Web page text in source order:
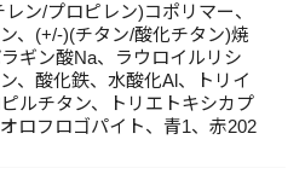
ン/プロピレン)コポリマー、
、(+/-)(チタン/酸化チタン)焼
ギン酸Na、ラウロイルリシ
、酸化鉄、水酸化Al、トリイ
ルチタン、トリエトキシカプ
ロフロゴパイト、青1、赤202